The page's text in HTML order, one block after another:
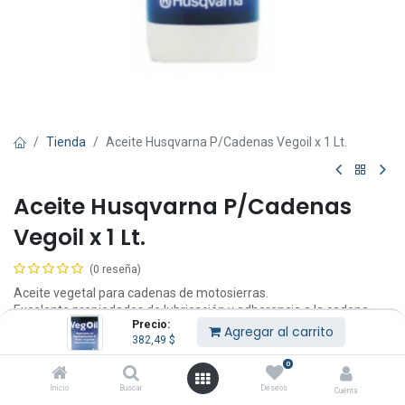
Precio:
382,49 $ Agregar al carrito
Inicio Buscar
0
Deseos Cuenta
Tienda Aceite Husqvarna P/Cadenas Vegoil x 1 Lt.
Aceite Husqvarna P/Cadenas
Vegoil x 1 Lt.
(0 reseña)
Aceite vegetal para cadenas de motosierras.
Excelente propiedades de lubricación y adherencia a la cadena.
Envase de 1 Lt.
Excelente propiedades lubricantes.
Aceite para cadena de motosierras.